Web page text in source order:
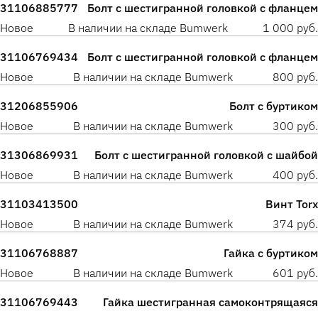
31106885777
Болт с шестигранной головкой с фланцем
Новое
В наличии на складе Bumwerk 1 000 руб.
31106769434
Болт с шестигранной головкой с фланцем
Новое
В наличии на складе Bumwerk 800 руб.
31206855906
Болт с буртиком
Новое
В наличии на складе Bumwerk 300 руб.
31306869931
Болт с шестигранной головкой с шайбой
Новое
В наличии на складе Bumwerk 400 руб.
31103413500
Винт Torx
Новое
В наличии на складе Bumwerk 374 руб.
31106768887
Гайка с буртиком
Новое
В наличии на складе Bumwerk 601 руб.
31106769443
Гайка шестигранная самоконтрящаяся